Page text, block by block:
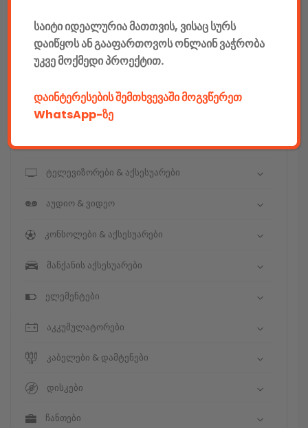
კომპიუტერები & აქსესუარები
ტელეფონები & აქსესუარები
ნოუთბუქები & აქსესუარები
ტელევიზორები & აქსესუარები
აუდიო & ვიდეო
კონსოლები & აქსესუარები
მანქანის აქსესუარები
ელემენტები
აკკუმულატორები
კაბელები & დამტენები
დისკები
ჩანთები
საიტი იდეალურია მათთვის, ვისაც სურს
დაიწყოს ან გააფართოვოს ონლაინ ვაჭრობა
უკვე მოქმედი პროექტით.
დაინტერესების შემთხვევაში მოგვწერეთ
WhatsApp-ზე